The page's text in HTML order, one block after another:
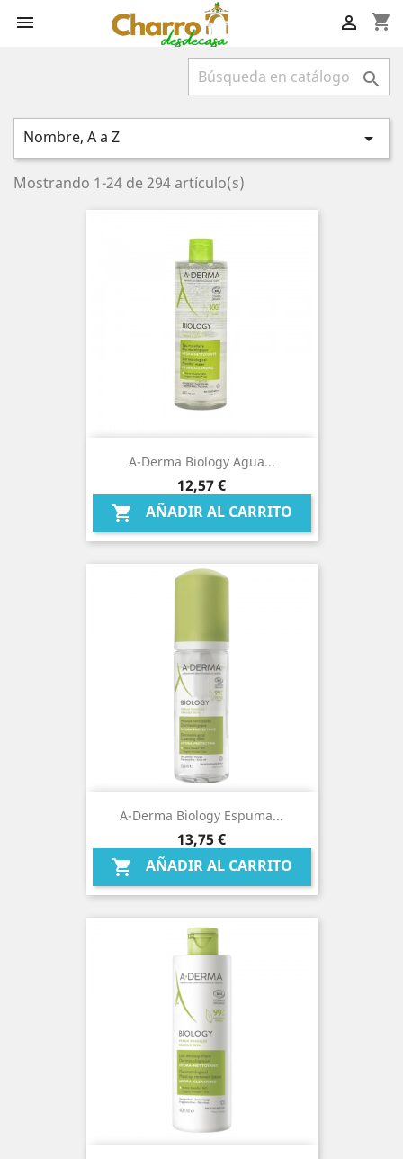
 shopping_cart


Nombre, A a Z 
Mostrando 1-24 de 294 artículo(s)
A-Derma Biology Agua...
Precio
12,57 €
 AÑADIR AL CARRITO
A-Derma Biology Espuma...
Precio
13,75 €
 AÑADIR AL CARRITO